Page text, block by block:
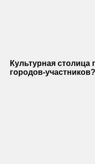
Культурная столица
городов-участников?